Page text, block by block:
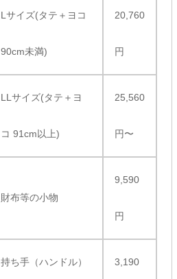
Lサイズ(タテ＋ヨコ
90cm未満)
20,760
円
LLサイズ(タテ＋ヨ
コ 91cm以上)
25,560
円〜
財布等の小物
9,590
円
持ち手（ハンドル） 3,190